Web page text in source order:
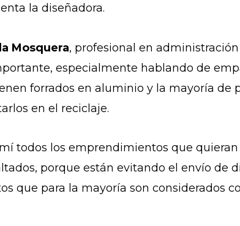
la diseñadora.
Mosquera, profesional en
especialmente hablando de
forrados en aluminio y la mayoría de
en el reciclaje.
todos los emprendimientos que
porque están evitando el envío de
que para la mayoría son considerados